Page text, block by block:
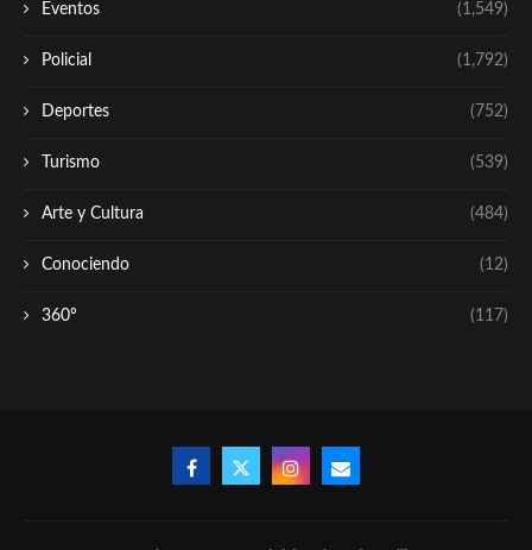
Eventos (1,549)
Policial (1,792)
Deportes (752)
Turismo (539)
Arte y Cultura (484)
Conociendo (12)
360º (117)